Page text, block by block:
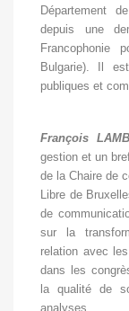
Département
depuis une
Francophonie
Bulgarie). Il
publiques et
François
gestion et un
de la Chaire de
Libre de
de
sur la
relation avec
dans les
la qualité de
analyses.